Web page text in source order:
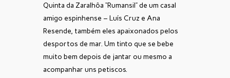
Quinta da Zaralhôa “Rumansil” de um casal
amigo espinhense – Luís Cruz e Ana
Resende, também eles apaixonados pelos
desportos de mar. Um tinto que se bebe
muito bem depois de jantar ou mesmo a
acompanhar uns petiscos.